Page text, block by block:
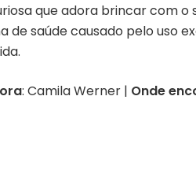
que adora brincar com o
saúde causado pelo uso
: Camila Werner | Onde